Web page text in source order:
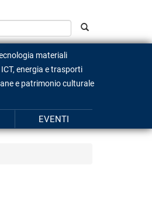
materiali
energia e trasporti
e patrimonio culturale
EVENTI